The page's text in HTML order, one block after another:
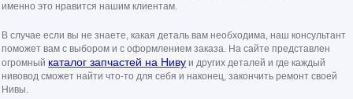
именно это нравится нашим клиентам.
В случае если вы не знаете, какая деталь вам необходима, наш консультант
поможет вам с выбором и с оформлением заказа. На сайте представлен
огромный каталог запчастей на Ниву и других деталей и где каждый
нивовод сможет найти что-то для себя и наконец, закончить ремонт своей
Нивы.